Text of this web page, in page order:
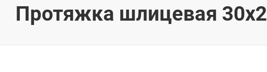
Протяжка шлицевая